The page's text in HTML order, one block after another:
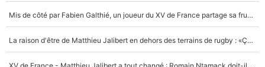
Mis de côté par Fabien Galthié, un joueur du XV de France partage sa frustration : «ils ne me l’ont pas dit tout de suite»
La raison d'être de Matthieu Jalibert en dehors des terrains de rugby : «Ça m'atteint autant que si tu touches à un membre de ma famille»